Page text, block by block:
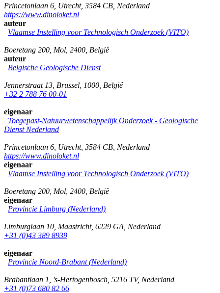
Princetonlaan 6 Utrecht, 3584 CB Nederland
https://www.dinoloket.nl
auteur
Vlaamse Instelling voor Technologisch Onderzoek (VITO)
Boeretang 200 Mol 2400 België
auteur
Belgische Geologische Dienst
Jennerstraat 13 Brussel 1000 België
+32 2 788 76 00-01
eigenaar
Toegepast-Natuurwetenschappelijk Onderzoek - Geologische
Dienst Nederland
Princetonlaan 6 Utrecht, 3584 CB Nederland
https://www.dinoloket.nl
eigenaar
Vlaamse Instelling voor Technologisch Onderzoek (VITO)
Boeretang 200 Mol 2400 België
eigenaar
Provincie Limburg (Nederland)
Limburglaan 10 Maastricht, 6229 GA Nederland
+31 (0)43 389 8939
eigenaar
Provincie Noord-Brabant (Nederland)
Brabantlaan 1 's-Hertogenbosch 5216 TV, Nederland
+31 (0)73 680 82 66